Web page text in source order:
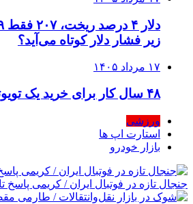
زیر فشار دلار کوتاه می‌آید؟
۱۷ مرداد ۱۴۰۵
۴۸ سال کار برای خرید یک تویوتا کمری
ورزشی
استارت اپ ها
بازار خودرو
جنجال تازه در فوتبال ایران / کریمی پاسخ